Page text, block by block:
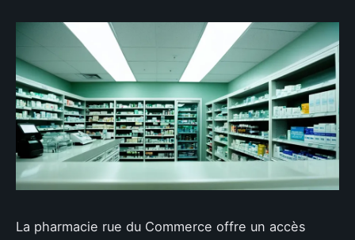
La pharmacie rue du Commerce offre un accès